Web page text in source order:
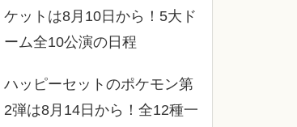
ケットは8月10日から！5大ド
ーム全10公演の日程
ハッピーセットのポケモン第
2弾は8月14日から！全12種一